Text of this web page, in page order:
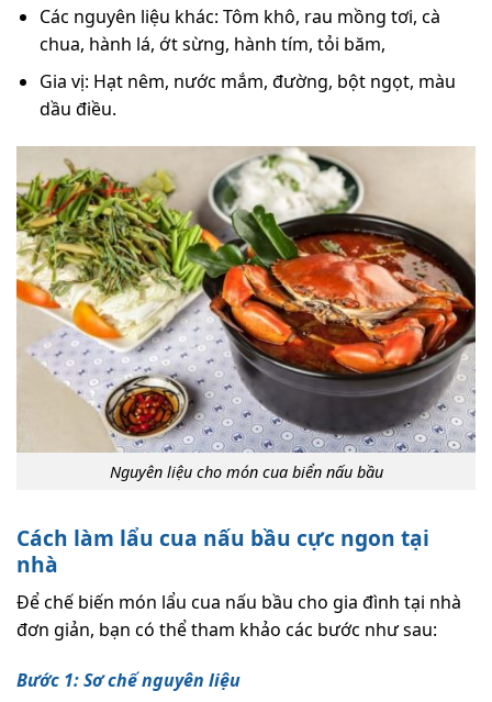
Các nguyên liệu khác: Tôm khô, rau mồng tơi, cà
chua, hành lá, ớt sừng, hành tím, tỏi băm,
Gia vị: Hạt nêm, nước mắm, đường, bột ngọt, màu
dầu điều.
Nguyên liệu cho món cua biển nấu bầu
Cách làm lẩu cua nấu bầu cực ngon tại
nhà
Để chế biến món lẩu cua nấu bầu cho gia đình tại nhà
đơn giản, bạn có thể tham khảo các bước như sau:
Bước 1: Sơ chế nguyên liệu